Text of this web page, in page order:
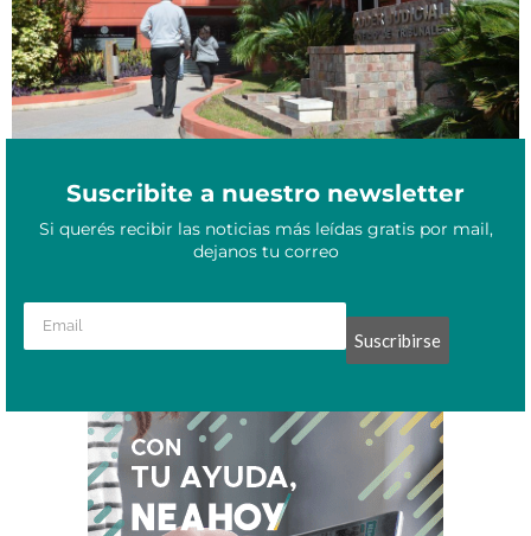
Suscribite a nuestro newsletter
Si querés recibir las noticias más leídas gratis por mail,
dejanos tu correo
Suscribirse